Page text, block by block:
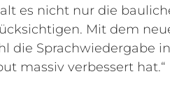
es nicht nur die
Mit dem
die
massiv verbessert hat.“